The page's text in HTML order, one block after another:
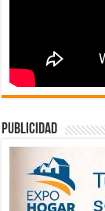
publicidad